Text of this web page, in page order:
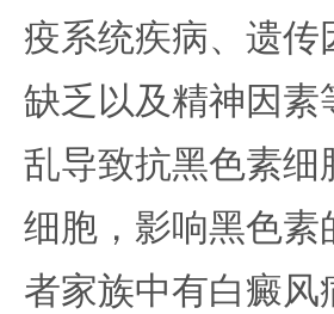
疫系统疾病、遗
缺乏以及精神因素
乱导致抗黑色素细
细胞，影响黑色素
者家族中有白癜